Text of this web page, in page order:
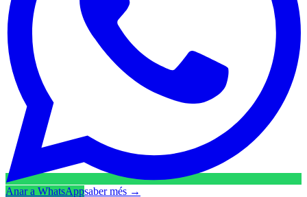
Anar a WhatsAppsaber més →